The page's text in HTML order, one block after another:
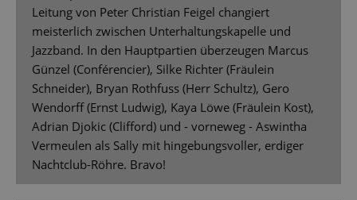
Leitung von Peter Christian Feigel changiert
meisterlich zwischen Unterhaltungskapelle und
Jazzband. In den Hauptpartien überzeugen Marcus
Günzel (Conférencier), Silke Richter (Fräulein
Schneider), Bryan Rothfuss (Herr Schultz), Gero
Wendorff (Ernst Ludwig), Kaya Löwe (Fräulein Kost),
Adrian Djokic (Clifford) und - vorneweg - Aswintha
Vermeulen als Sally mit hingebungsvoller, erdiger
Nachtclub-Röhre. Bravo!